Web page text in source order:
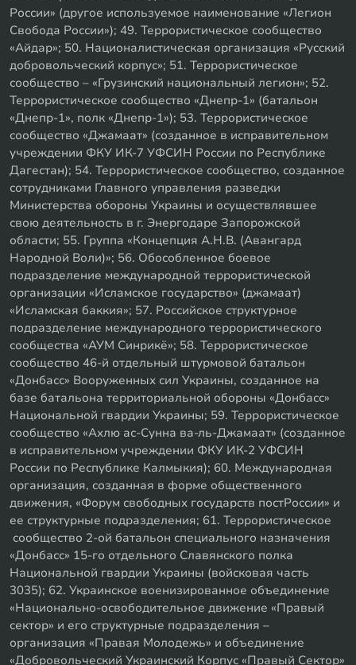
России» (другое используемое наименование «Легион
Свобода России»); 49. Террористическое сообщество
«Айдар»; 50. Националистическая организация «Русский
добровольческий корпус»; 51. Террористическое
сообщество – «Грузинский национальный легион»; 52.
Террористическое сообщество «Днепр-1» (батальон
«Днепр-1», полк «Днепр-1»); 53. Террористическое
сообщество «Джамаат» (созданное в исправительном
учреждении ФКУ ИК-7 УФСИН России по Республике
Дагестан); 54. Террористическое сообщество, созданное
сотрудниками Главного управления разведки
Министерства обороны Украины и осуществлявшее
свою деятельность в г. Энергодаре Запорожской
области; 55. Группа «Концепция А.Н.В. (Авангард
Народной Воли)»; 56. Обособленное боевое
подразделение международной террористической
организации «Исламское государство» (джамаат)
«Исламская баккия»; 57. Российское структурное
подразделение международного террористического
сообщества «АУМ Синрикё»; 58. Террористическое
сообщество 46-й отдельный штурмовой батальон
«Донбасс» Вооруженных сил Украины, созданное на
базе батальона территориальной обороны «Донбасс»
Национальной гвардии Украины; 59. Террористическое
сообщество «Ахлю ас-Сунна ва-ль-Джамаат» (созданное
в исправительном учреждении ФКУ ИК-2 УФСИН
России по Республике Калмыкия); 60. Международная
организация, созданная в форме общественного
движения, «Форум свободных государств постРоссии» и
ее структурные подразделения; 61. Террористическое
сообщество 2-ой батальон специального назначения
«Донбасс» 15-го отдельного Славянского полка
Национальной гвардии Украины (войсковая часть
3035); 62. Украинское военизированное объединение
«Национально-освободительное движение «Правый
сектор» и его структурные подразделения –
организация «Правая Молодежь» и объединение
«Добровольческий Украинский Корпус «Правый Сектор»